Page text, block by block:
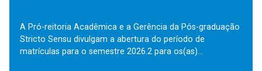
A Pró-reitoria Acadêmica e a Gerência da Pós-graduação
Stricto Sensu divulgam a abertura do período de
matrículas para o semestre 2026.2 para os(as)...